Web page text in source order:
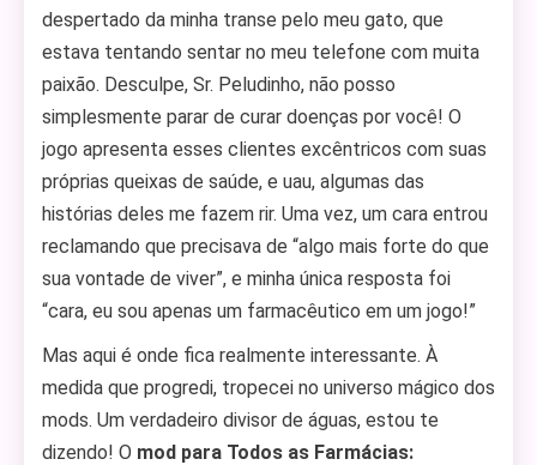
despertado da minha transe pelo meu gato, que
estava tentando sentar no meu telefone com muita
paixão. Desculpe, Sr. Peludinho, não posso
simplesmente parar de curar doenças por você! O
jogo apresenta esses clientes excêntricos com suas
próprias queixas de saúde, e uau, algumas das
histórias deles me fazem rir. Uma vez, um cara entrou
reclamando que precisava de “algo mais forte do que
sua vontade de viver”, e minha única resposta foi
“cara, eu sou apenas um farmacêutico em um jogo!”
Mas aqui é onde fica realmente interessante. À
medida que progredi, tropecei no universo mágico dos
mods. Um verdadeiro divisor de águas, estou te
dizendo! O mod para Todos as Farmácias: